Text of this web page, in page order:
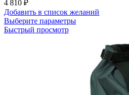
4 810 ₽
Добавить в список желаний
Выберите параметрыЭтот
несколько
вариаций.
Опции
можно
выбрать
Быстрый просмотр